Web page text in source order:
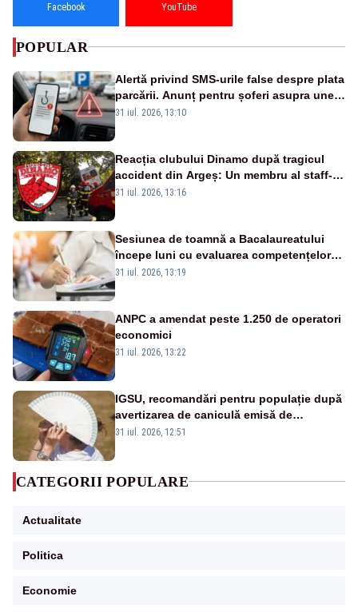
Facebook YouTube
POPULAR
Alertă privind SMS-urile false despre plata
parcării. Anunț pentru șoferi asupra unei
noi metode de fraudă online
31 iul. 2026, 13:10
Reacția clubului Dinamo după tragicul
accident din Argeș: Un membru al staff-
ului medical a murit, antrenorul Adrian
31 iul. 2026, 13:16
Sesiunea de toamnă a Bacalaureatului
începe luni cu evaluarea competențelor
orale la Limba română
31 iul. 2026, 13:19
ANPC a amendat peste 1.250 de operatori
economici
31 iul. 2026, 13:22
IGSU, recomandări pentru populație după
avertizarea de caniculă emisă de
meteorologi
31 iul. 2026, 12:51
CATEGORII POPULARE
Actualitate
Politica
Economie